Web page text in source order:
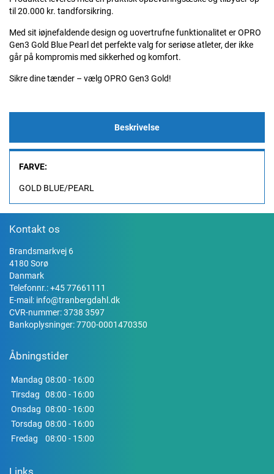
til 20.000 kr. tandforsikring.
Med sit iøjnefaldende design og uovertrufne funktionalitet er OPRO
Gen3 Gold Blue Pearl det perfekte valg for seriøse atleter, der ikke
går på kompromis med sikkerhed og komfort.
Sikre dine tænder – vælg OPRO Gen3 Gold!
Beskrivelse
FARVE:
GOLD BLUE/PEARL
Kontakt os
Brandsmarkvej 6
4180 Sorø
Danmark
Telefonnr.:+45 77661111
E-mail: info@tranbergdahl.dk
CVR-nummer: 3738 3597
Bankoplysninger: 7700-0001470350
Åbningstider
Mandag 08:00 - 16:00
Tirsdag
08:00 - 16:00
Onsdag 08:00 - 16:00
Torsdag 08:00 - 16:00
Fredag
08:00 - 15:00
Links